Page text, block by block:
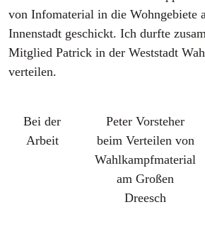
von Infomaterial in die Wohngebiete
Innenstadt geschickt. Ich durfte
Mitglied Patrick in der Weststadt
verteilen.
Bei der
Arbeit
Peter Vorsteher
beim Verteilen von
Wahlkampfmaterial
am Großen
Dreesch